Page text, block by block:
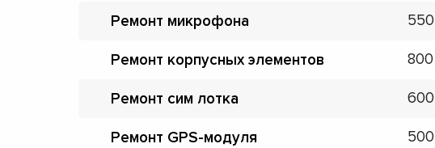
Ремонт микрофона 550
Ремонт корпусных элементов 800
Ремонт сим лотка 600
Ремонт GPS-модуля 500